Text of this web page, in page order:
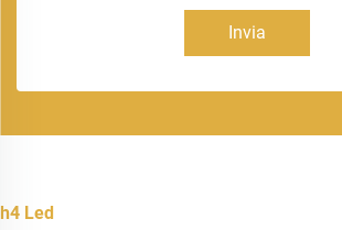
Invia
h4 Led